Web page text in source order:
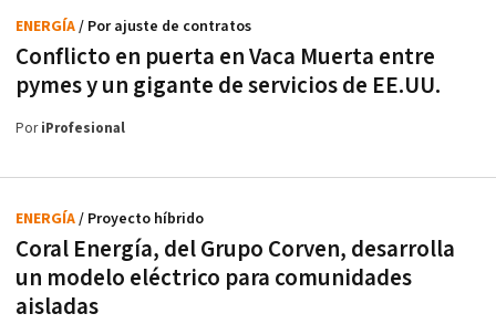
Conflicto en puerta en Vaca Muerta entre
pymes y un gigante de servicios de EE.UU.
ENERGÍA/ Por ajuste de contratos
PoriProfesional
Coral Energía, del Grupo Corven, desarrolla
un modelo eléctrico para comunidades
aisladas
ENERGÍA/ Proyecto híbrido